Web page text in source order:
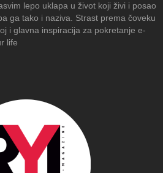
lepo uklapa u život koji živi i posao
ga tako i naziva. Strast prema čoveku
i glavna inspiracija za pokretanje e-
life